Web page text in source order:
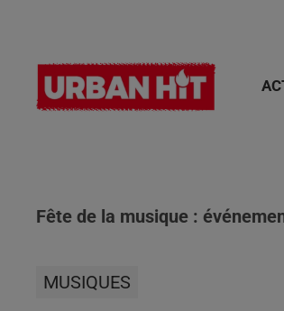
Fête de la musique :
MUSIQUES